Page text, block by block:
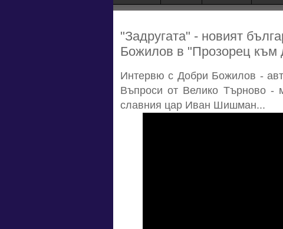
"Задругата" - новият
Божилов в "Прозорец към
Интервю с Добри Божилов -
Въпроси от Велико Търново -
славния цар Иван Шишман...